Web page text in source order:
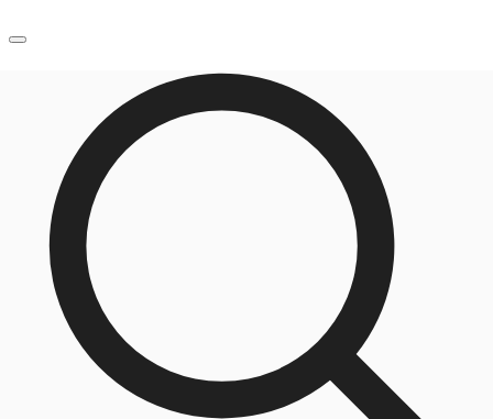
オフィス・事務所
倉庫・物流センター
地図検索
記事
仲介会社様はこちらへ
お気に入り
お電話